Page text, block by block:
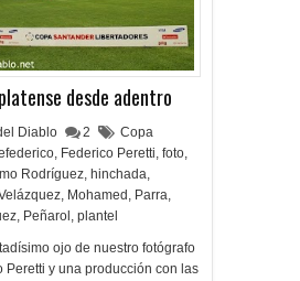
desde adentro
Diablo 2
Copa
, Federico Peretti, foto,
Rodríguez, hinchada,
, Mohamed , Parra,
, Peñarol , plantel
ojo de nuestro fotógrafo
Peretti y una producción con las